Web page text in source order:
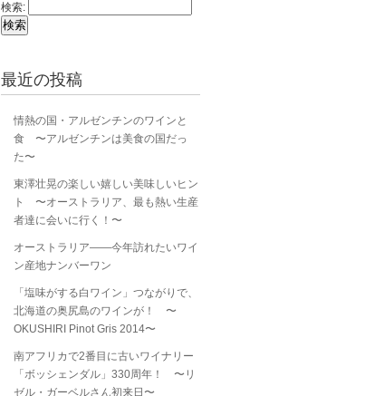
検索:
最近の投稿
情熱の国・アルゼンチンのワインと
食 〜アルゼンチンは美食の国だっ
た〜
東澤壮晃の楽しい嬉しい美味しいヒン
ト 〜オーストラリア、最も熱い生産
者達に会いに行く！〜
オーストラリア――今年訪れたいワイ
ン産地ナンバーワン
「塩味がする白ワイン」つながりで、
北海道の奥尻島のワインが！ 〜
OKUSHIRI Pinot Gris 2014〜
南アフリカで2番目に古いワイナリー
「ボッシェンダル」330周年！ 〜リ
ゼル・ガーベルさん初来日〜